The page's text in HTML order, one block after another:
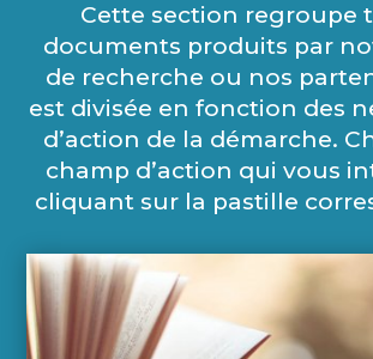
Cette section regroupe
documents produits par
de recherche ou nos
est divisée en fonction des
d’action de la démarche.
champ d’action qui vous
cliquant sur la pastille